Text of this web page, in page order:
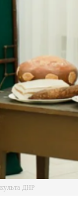
ДНР